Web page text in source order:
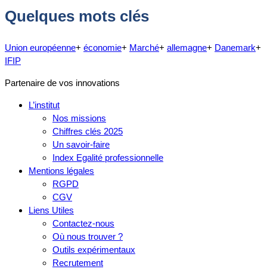
Quelques mots clés
Union européenne+ économie+ Marché+ allemagne+ Danemark+
IFIP
Partenaire de vos innovations
L’institut
Nos missions
Chiffres clés 2025
Un savoir-faire
Index Egalité professionnelle
Mentions légales
RGPD
CGV
Liens Utiles
Contactez-nous
Où nous trouver ?
Outils expérimentaux
Recrutement